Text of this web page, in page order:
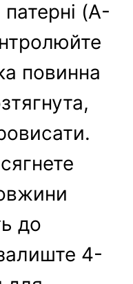
(A-
повинна
до
4-